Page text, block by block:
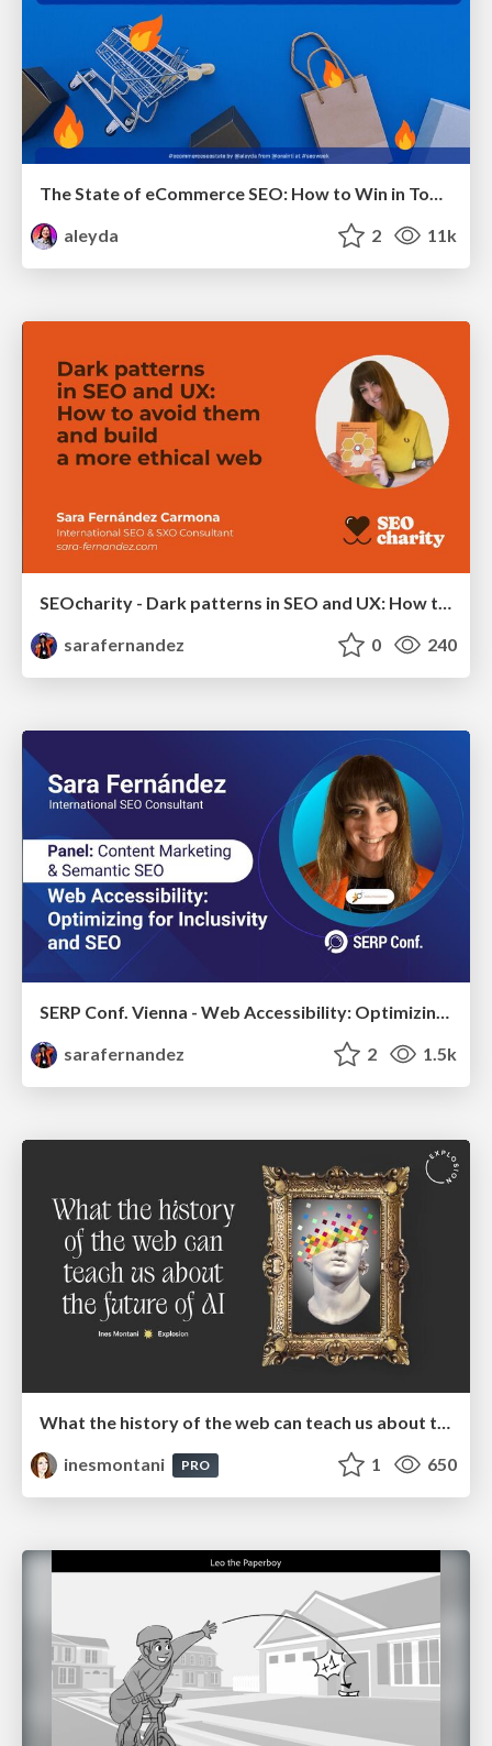
aleyda
2 11k
SEOcharity - Dark patterns in SEO and UX: How to avoid them and build a more ethical web
sarafernandez
0 240
SERP Conf. Vienna - Web Accessibility: Optimizing for Inclusivity and SEO
sarafernandez
2 1.5k
What the history of the web can teach us about the future of AI
inesmontani
PRO 1 650